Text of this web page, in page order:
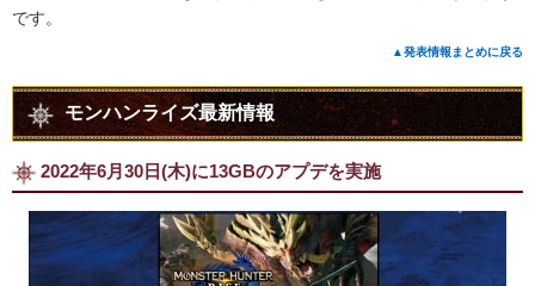
です。
▲発表情報まとめに戻る
モンハンライズ最新情報
2022年6月30日(木)に13GBのアプデを実施